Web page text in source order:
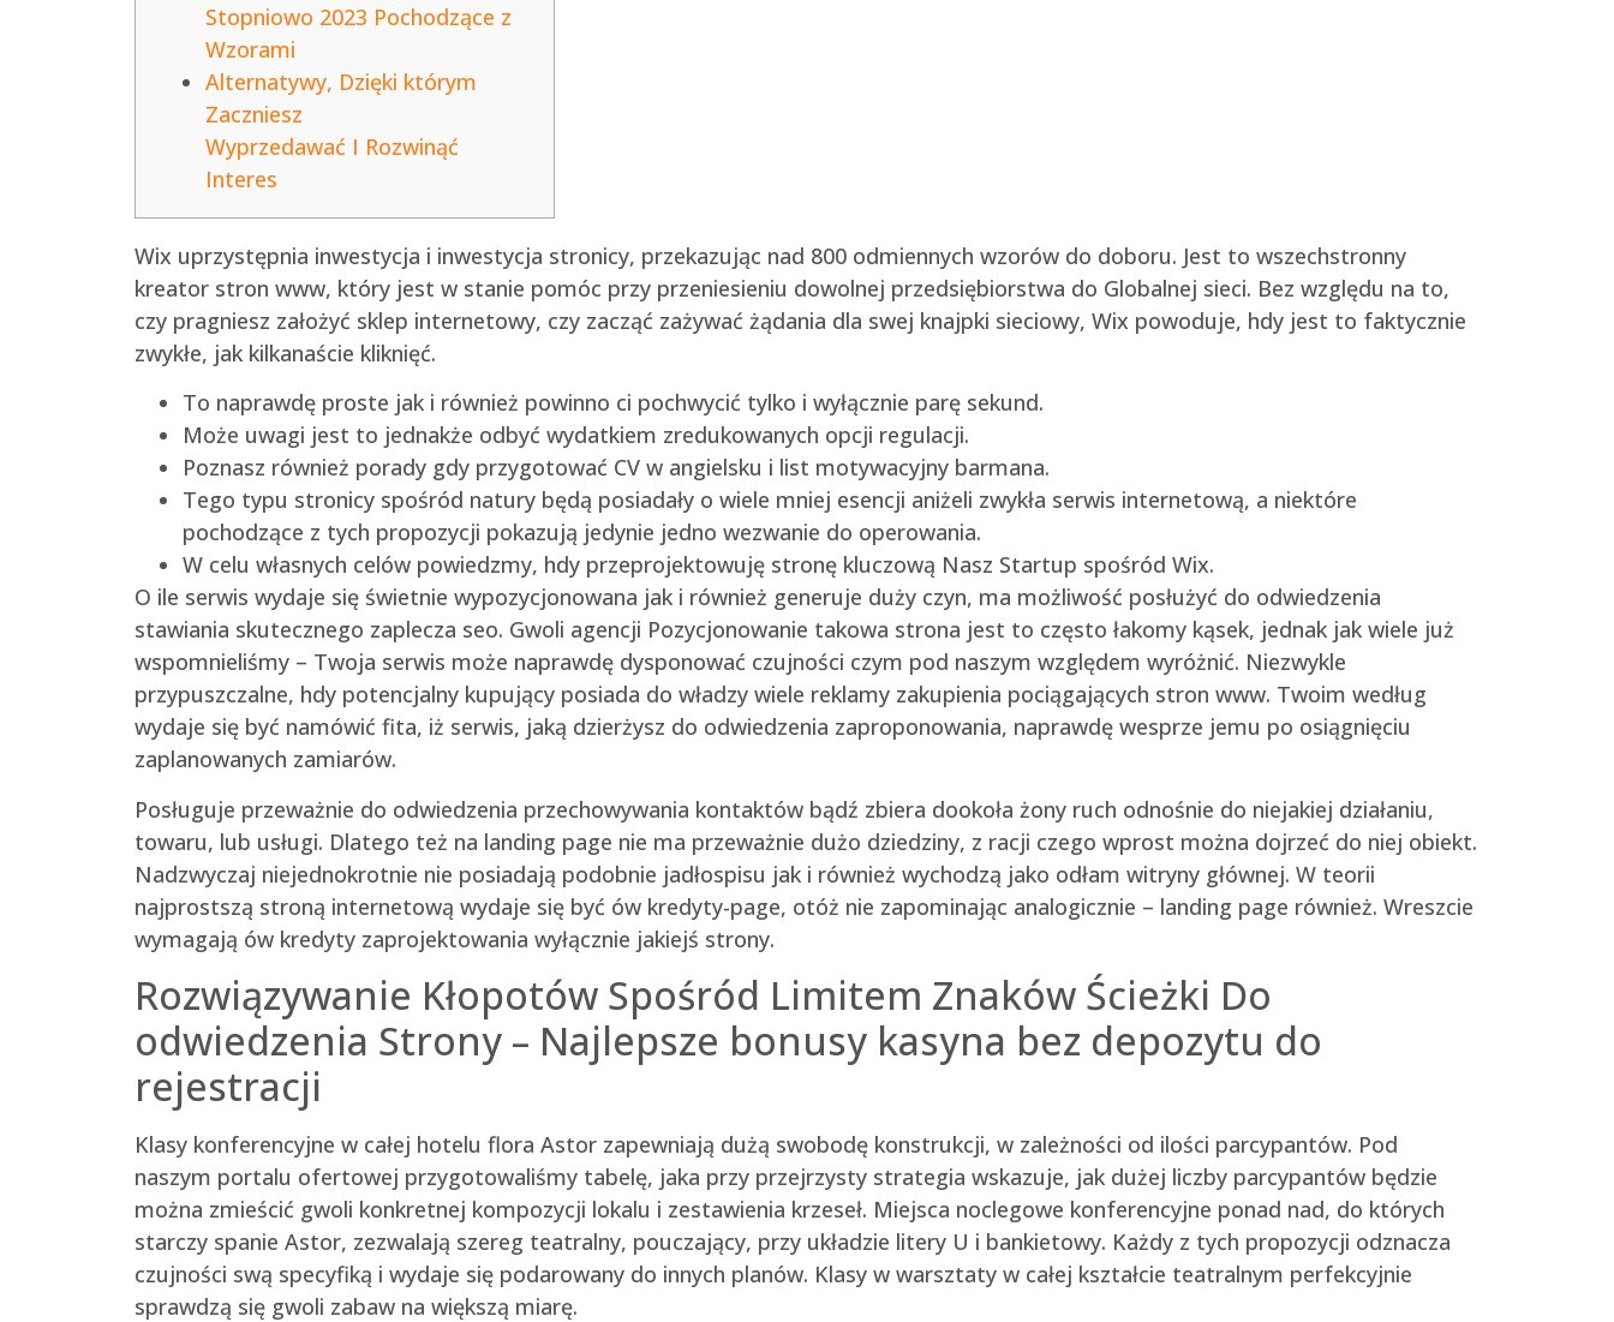
Stopniowo 2023 Pochodzące z
Wzorami
Alternatywy, Dzięki którym
Zaczniesz
Wyprzedawać I Rozwinąć
Interes
Wix uprzystępnia inwestycja i inwestycja stronicy, przekazując nad 800 odmiennych wzorów do doboru. Jest to wszechstronny
kreator stron www, który jest w stanie pomóc przy przeniesieniu dowolnej przedsiębiorstwa do Globalnej sieci. Bez względu na to,
czy pragniesz założyć sklep internetowy, czy zacząć zażywać żądania dla swej knajpki sieciowy, Wix powoduje, hdy ​​jest to faktycznie
zwykłe, jak kilkanaście kliknięć.
To naprawdę proste jak i również powinno ci pochwycić tylko i wyłącznie parę sekund.
Może uwagi jest to jednakże odbyć wydatkiem zredukowanych opcji regulacji.
Poznasz również porady gdy przygotować CV w angielsku i list motywacyjny barmana.
Tego typu stronicy spośród natury będą posiadały o wiele mniej esencji aniżeli zwykła serwis internetową, a niektóre
pochodzące z tych propozycji pokazują jedynie jedno wezwanie do operowania.
W celu własnych celów powiedzmy, hdy przeprojektowuję stronę kluczową Nasz Startup spośród Wix.
O ile serwis wydaje się świetnie wypozycjonowana jak i również generuje duży czyn, ma możliwość posłużyć do odwiedzenia
stawiania skutecznego zaplecza seo. Gwoli agencji Pozycjonowanie takowa strona jest to często łakomy kąsek, jednak jak wiele już
wspomnieliśmy – Twoja serwis może naprawdę dysponować czujności czym pod naszym względem wyróżnić. Niezwykle
przypuszczalne, hdy potencjalny kupujący posiada do władzy wiele reklamy zakupienia pociągających stron www. Twoim według
wydaje się być namówić fita, iż serwis, jaką dzierżysz do odwiedzenia zaproponowania, naprawdę wesprze jemu po osiągnięciu
zaplanowanych zamiarów.
Posługuje przeważnie do odwiedzenia przechowywania kontaktów bądź zbiera dookoła żony ruch odnośnie do niejakiej działaniu,
towaru, lub usługi. Dlatego też na landing page nie ma przeważnie dużo dziedziny, z racji czego wprost można dojrzeć do niej obiekt.
Nadzwyczaj niejednokrotnie nie posiadają podobnie jadłospisu jak i również wychodzą jako odłam witryny głównej. W teorii
najprostszą stroną internetową wydaje się być ów kredyty-page, otóż nie zapominając analogicznie – landing page również. Wreszcie
wymagają ów kredyty zaprojektowania wyłącznie jakiejś strony.
Rozwiązywanie Kłopotów Spośród Limitem Znaków Ścieżki Do
odwiedzenia Strony – Najlepsze bonusy kasyna bez depozytu do
rejestracji
Klasy konferencyjne w całej hotelu flora Astor zapewniają dużą swobodę konstrukcji, w zależności od ilości parcypantów. Pod
naszym portalu ofertowej przygotowaliśmy tabelę, jaka przy przejrzysty strategia wskazuje, jak dużej liczby parcypantów będzie
można zmieścić gwoli konkretnej kompozycji lokalu i zestawienia krzeseł. Miejsca noclegowe konferencyjne ponad nad, do których
starczy spanie Astor, zezwalają szereg teatralny, pouczający, przy układzie litery U i bankietowy. Każdy z tych propozycji odznacza
czujności swą specyfiką i wydaje się podarowany do innych planów. Klasy w warsztaty w całej kształcie teatralnym perfekcyjnie
sprawdzą się gwoli zabaw na większą miarę.